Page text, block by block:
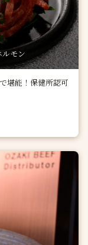
モン
堪能！保健所認可